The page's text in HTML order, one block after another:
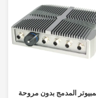
المدمج بدون مروحة